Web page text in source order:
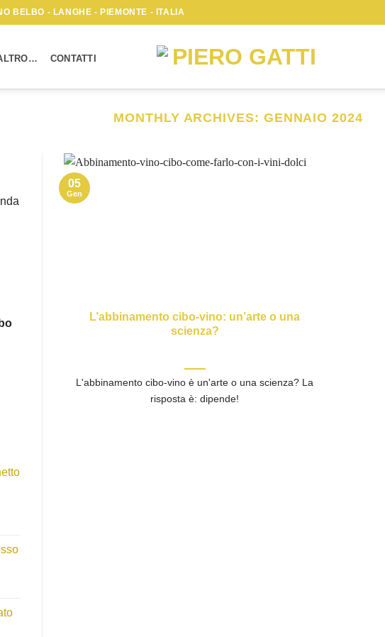
BELBO - LANGHE - PIEMONTE - ITALIA
CONTATTI
MONTHLY ARCHIVES: GENNAIO 2024
L’abbinamento cibo-vino: un’arte o una
scienza?
L'abbinamento cibo-vino è un'arte o una scienza? La
risposta è: dipende!
05
Gen